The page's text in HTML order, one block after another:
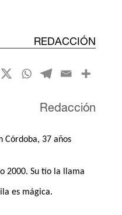
REDACCIÓN
Redacción
Córdoba, 37 años
2000. Su tío la llama
es mágica.